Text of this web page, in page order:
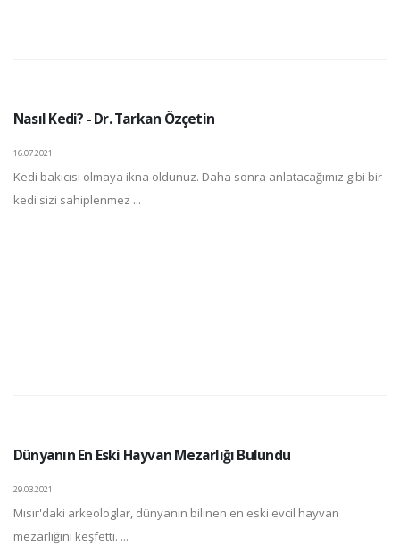
Nasıl Kedi? - Dr. Tarkan Özçetin
16.07.2021
Kedi bakıcısı olmaya ikna oldunuz. Daha sonra anlatacağımız gibi bir
kedi sizi sahiplenmez ...
Dünyanın En Eski Hayvan Mezarlığı Bulundu
29.03.2021
Mısır'daki arkeologlar, dünyanın bilinen en eski evcil hayvan
mezarlığını keşfetti. ...